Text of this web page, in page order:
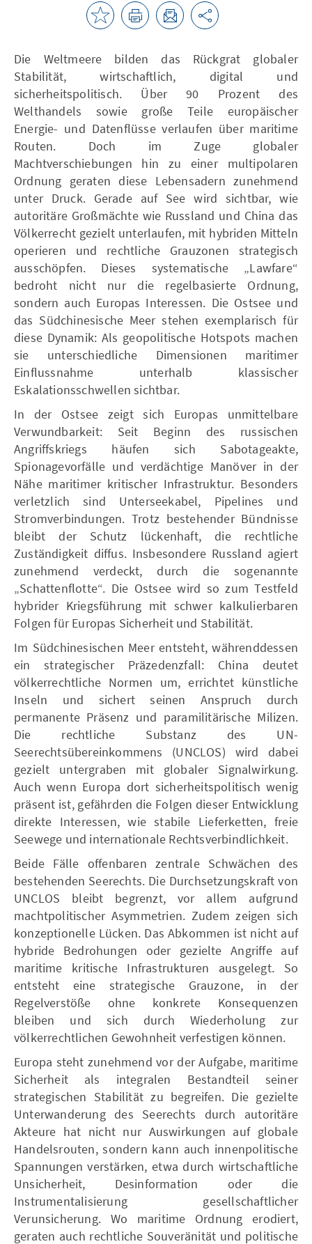
Die Weltmeere bilden das Rückgrat globaler
Stabilität, wirtschaftlich, digital und
sicherheitspolitisch. Über 90 Prozent des
Welthandels sowie große Teile europäischer
Energie- und Datenflüsse verlaufen über maritime
Routen. Doch im Zuge globaler
Machtverschiebungen hin zu einer multipolaren
Ordnung geraten diese Lebensadern zunehmend
unter Druck. Gerade auf See wird sichtbar, wie
autoritäre Großmächte wie Russland und China das
Völkerrecht gezielt unterlaufen, mit hybriden Mitteln
operieren und rechtliche Grauzonen strategisch
ausschöpfen. Dieses systematische „Lawfare“
bedroht nicht nur die regelbasierte Ordnung,
sondern auch Europas Interessen. Die Ostsee und
das Südchinesische Meer stehen exemplarisch für
diese Dynamik: Als geopolitische Hotspots machen
sie unterschiedliche Dimensionen maritimer
Einflussnahme unterhalb klassischer
Eskalationsschwellen sichtbar.
In der Ostsee zeigt sich Europas unmittelbare
Verwundbarkeit: Seit Beginn des russischen
Angriffskriegs häufen sich Sabotageakte,
Spionagevorfälle und verdächtige Manöver in der
Nähe maritimer kritischer Infrastruktur. Besonders
verletzlich sind Unterseekabel, Pipelines und
Stromverbindungen. Trotz bestehender Bündnisse
bleibt der Schutz lückenhaft, die rechtliche
Zuständigkeit diffus. Insbesondere Russland agiert
zunehmend verdeckt, durch die sogenannte
„Schattenflotte“. Die Ostsee wird so zum Testfeld
hybrider Kriegsführung mit schwer kalkulierbaren
Folgen für Europas Sicherheit und Stabilität.
Im Südchinesischen Meer entsteht, währenddessen
ein strategischer Präzedenzfall: China deutet
völkerrechtliche Normen um, errichtet künstliche
Inseln und sichert seinen Anspruch durch
permanente Präsenz und paramilitärische Milizen.
Die rechtliche Substanz des UN-
Seerechtsübereinkommens (UNCLOS) wird dabei
gezielt untergraben mit globaler Signalwirkung.
Auch wenn Europa dort sicherheitspolitisch wenig
präsent ist, gefährden die Folgen dieser Entwicklung
direkte Interessen, wie stabile Lieferketten, freie
Seewege und internationale Rechtsverbindlichkeit.
Beide Fälle offenbaren zentrale Schwächen des
bestehenden Seerechts. Die Durchsetzungskraft von
UNCLOS bleibt begrenzt, vor allem aufgrund
machtpolitischer Asymmetrien. Zudem zeigen sich
konzeptionelle Lücken. Das Abkommen ist nicht auf
hybride Bedrohungen oder gezielte Angriffe auf
maritime kritische Infrastrukturen ausgelegt. So
entsteht eine strategische Grauzone, in der
Regelverstöße ohne konkrete Konsequenzen
bleiben und sich durch Wiederholung zur
völkerrechtlichen Gewohnheit verfestigen können.
Europa steht zunehmend vor der Aufgabe, maritime
Sicherheit als integralen Bestandteil seiner
strategischen Stabilität zu begreifen. Die gezielte
Unterwanderung des Seerechts durch autoritäre
Akteure hat nicht nur Auswirkungen auf globale
Handelsrouten, sondern kann auch innenpolitische
Spannungen verstärken, etwa durch wirtschaftliche
Unsicherheit, Desinformation oder die
Instrumentalisierung gesellschaftlicher
Verunsicherung. Wo maritime Ordnung erodiert,
geraten auch rechtliche Souveränität und politische